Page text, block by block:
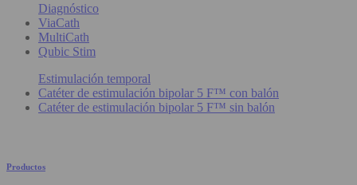
Diagnóstico
ViaCath
MultiCath
Qubic Stim
Estimulación temporal
Catéter de estimulación bipolar 5 F™ con balón
Catéter de estimulación bipolar 5 F™ sin balón
Productos